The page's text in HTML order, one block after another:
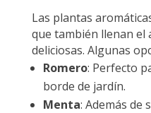
Las plantas
que también llenan el
deliciosas. Algunas
Romero: Perfecto
borde de jardín.
Menta: Además de